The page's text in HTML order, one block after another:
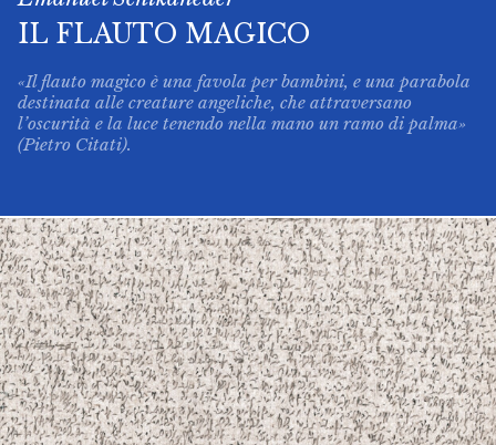
IL FLAUTO MAGICO
«Il flauto magico è una favola per bambini, e una parabola
destinata alle creature angeliche, che attraversano
l’oscurità e la luce tenendo nella mano un ramo di palma»
(Pietro Citati).